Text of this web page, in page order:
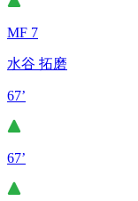
MF 7
水谷 拓磨
67’
67’